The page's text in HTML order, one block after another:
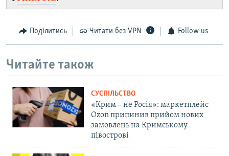
Поділитись Читати без VPN Follow us
Читайте також
СУСПІЛЬСТВО
«Крим – не Росія»: маркетплейс
Ozon припинив прийом нових
замовлень на Кримському
півострові